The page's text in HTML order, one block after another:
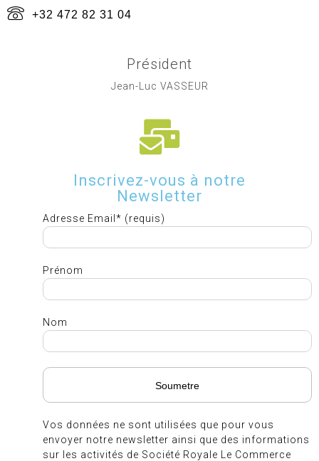
+32 472 82 31 04
Président
Jean-Luc VASSEUR
Inscrivez-vous à notre
Newsletter
Adresse Email* (requis)
Prénom
Nom
Vos données ne sont utilisées que pour vous
envoyer notre newsletter ainsi que des informations
sur les activités de Société Royale Le Commerce